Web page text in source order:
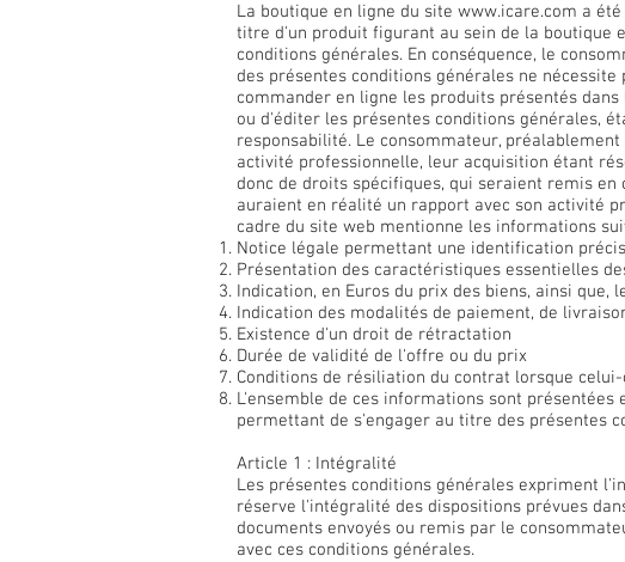
La boutique en ligne du site www.icare.com a
titre d'un produit figurant au sein de la boutique
conditions générales. En conséquence, le
des présentes conditions générales ne
commander en ligne les produits présentés
ou d'éditer les présentes conditions générales,
responsabilité. Le consommateur,
activité professionnelle, leur acquisition étant
donc de droits spécifiques, qui seraient remis
auraient en réalité un rapport avec son activité
cadre du site web mentionne les informations
Notice légale permettant une identification
Présentation des caractéristiques essentielles
Indication, en Euros du prix des biens, ainsi que,
Indication des modalités de paiement, de
Existence d'un droit de rétractation
Durée de validité de l'offre ou du prix
Conditions de résiliation du contrat lorsque
L'ensemble de ces informations sont
permettant de s'engager au titre des présentes
Article 1 : Intégralité
Les présentes conditions générales expriment
réserve l'intégralité des dispositions prévues
documents envoyés ou remis par le
avec ces conditions générales.